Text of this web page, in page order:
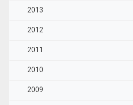
2013
2012
2011
2010
2009